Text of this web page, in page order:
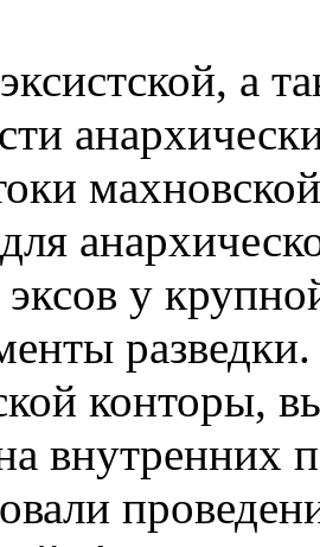
а
у
конторы,
внутренних